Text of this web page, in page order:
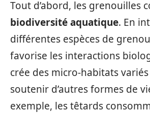
Tout d’abord, les grenouilles
biodiversité aquatique. En
différentes espèces de
favorise les interactions
crée des micro-habitats
soutenir d’autres formes de
exemple, les têtards